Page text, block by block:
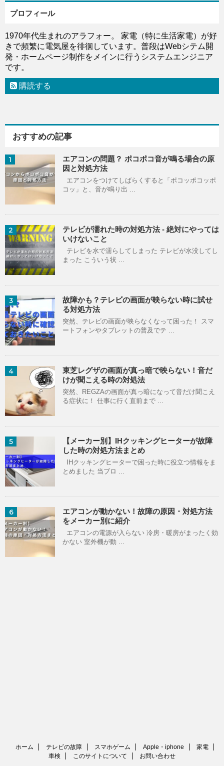
プロフィール
1970年代生まれのアラフォー。 家電（特に生活家電）が好
きで頻繁に電気屋を徘徊しています。普段はWebシテム開
発・ホームページ制作をメインに行うシステムエンジニア
です。
購読する
おすすめの記事
1
エアコンの問題？ ポコポコ音が鳴る場合の原
因と対処方法
エアコンをつけてしばらくすると「ポコッポコッポ
コッ」と、音が鳴り出 ...
2
テレビが濡れた時の対処方法 - 絶対にやっては
いけないこと
テレビを水で濡らしてしまった テレビが水没してし
まった こういう状 ...
3
故障かも？テレビの画面が映らない時に試せ
る対処方法
突然、テレビの画面が映らなくなって困った！ スマ
ートフォンやタブレットの普及でテ ...
4
東芝レグザの画面が真っ暗で映らない！音だ
けが聞こえる時の対処法
突然、REGZAの画面が真っ暗になって音だけ聞こえ
る症状に！ 仕事に行く直前まで ...
5
【メーカー別】IHクッキングヒーターが故障
した時の対処方法まとめ
IHクッキングヒーターで困った時に役立つ情報をま
とめました 当ブロ ...
6
エアコンが動かない！故障の原因・対処方法
をメーカー別に紹介
エアコンの電源が入らない 冷房・暖房がまったく効
かない 室外機が動 ...
ホーム テレビの故障 スマホゲーム Apple・iphone
家電
車検
このサイトについて お問い合わせ